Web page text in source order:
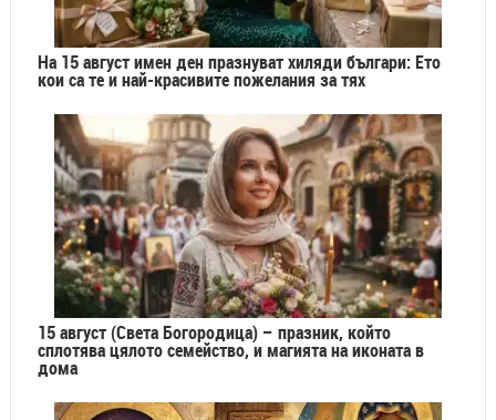
На 15 август имен ден празнуват хиляди българи: Ето
кои са те и най-красивите пожелания за тях
15 август (Света Богородица) – празник, който
сплотява цялото семейство, и магията на иконата в
дома